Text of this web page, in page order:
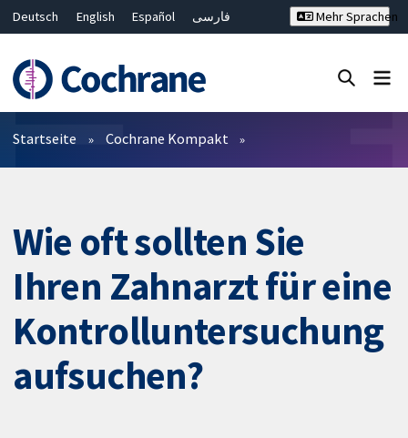
Deutsch English Español
فارسی
Bahasa Malaysia
ไทย
繁體中文
简体中文
Mehr Sprachen
Filter
Startseite Cochrane Kompakt
Wie oft sollten Sie
Ihren Zahnarzt für eine
Kontrolluntersuchung
aufsuchen?